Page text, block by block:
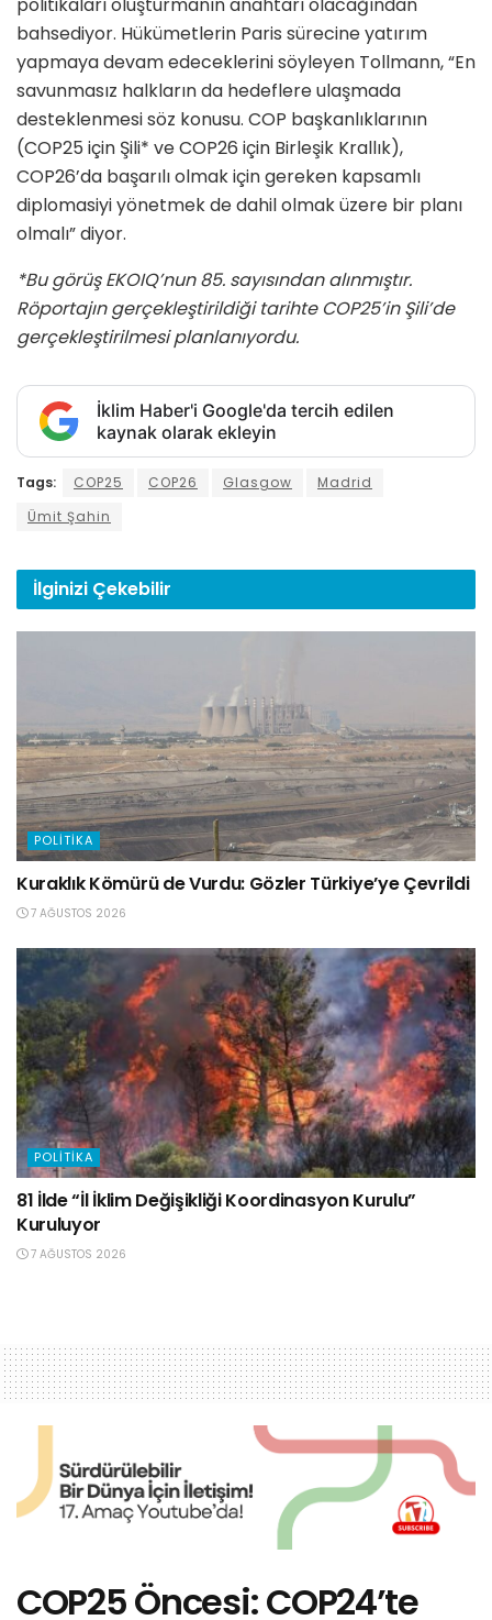
politikaları oluşturmanın anahtarı olacağından
bahsediyor. Hükü­metlerin Paris sürecine yatırım
yapma­ya devam edeceklerini söyleyen Tollmann, “En
savunmasız halkların da hedeflere ulaşmada
desteklenmesi söz konusu. COP başkanlıklarının
(COP25 için Şili* ve COP26 için Birleşik Krallık),
COP26’da başarılı olmak için gereken kapsamlı
diplomasiyi yönetmek de da­hil olmak üzere bir planı
olmalı” diyor.
*Bu görüş EKOIQ’nun 85. sayısından alınmıştır.
Röportajın gerçekleştirildiği tarihte COP25’in Şili’de
gerçekleştirilmesi planlanıyordu.
İklim Haber'i Google'da tercih edilen
kaynak olarak ekleyin
Tags: COP25 COP26 Glasgow
Madrid
Ümit Şahin
İlginizi Çekebilir
POLITIKA
Kuraklık Kömürü de Vurdu: Gözler Türkiye’ye Çevrildi
7 AĞUSTOS 2026
POLITIKA
81 İlde “İl İklim Değişikliği Koordinasyon Kurulu”
Kuruluyor
7 AĞUSTOS 2026
COP25 Öncesi: COP24’te